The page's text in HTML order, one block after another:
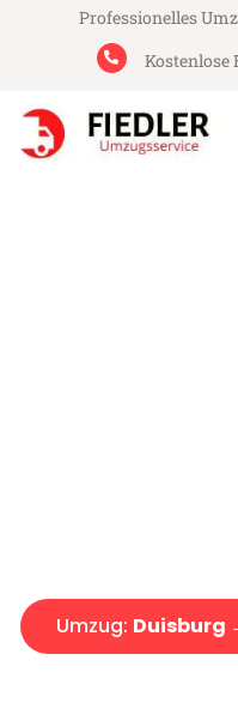
Professionelles
Kostenlose
Umzug: Duisburg